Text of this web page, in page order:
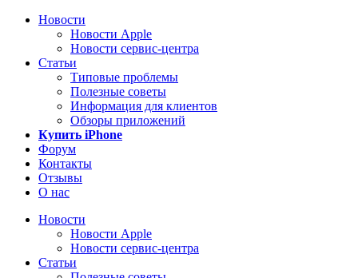
Новости
Новости Apple
Новости сервис-центра
Статьи
Типовые проблемы
Полезные советы
Информация для клиентов
Обзоры приложений
Купить iPhone
Форум
Контакты
Отзывы
О нас
Новости
Новости Apple
Новости сервис-центра
Статьи